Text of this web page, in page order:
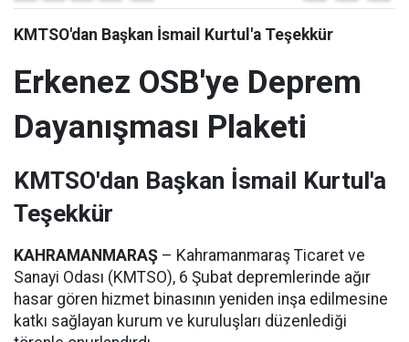
KMTSO'dan Başkan İsmail Kurtul'a Teşekkür
Erkenez OSB'ye Deprem
Dayanışması Plaketi
KMTSO'dan Başkan İsmail Kurtul'a
Teşekkür
KAHRAMANMARAŞ – Kahramanmaraş Ticaret ve
Sanayi Odası (KMTSO), 6 Şubat depremlerinde ağır
hasar gören hizmet binasının yeniden inşa edilmesine
katkı sağlayan kurum ve kuruluşları düzenlediği